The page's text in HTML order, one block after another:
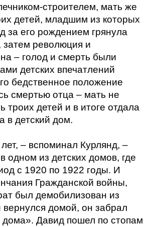
строителем, мать же
детей, младшим из которых
за его рождением грянула
революция и
– голод и смерть были
детских впечатлений
бедственное положение
смертью отца – мать не
троих детей и в итоге отдала
в детский дом.
– вспоминал Курлянд, –
одном из детских домов, где
с 1920 по 1922 годы. И
Гражданской войны,
был демобилизован из
домой, он забрал
дома». Давид пошел по стопам